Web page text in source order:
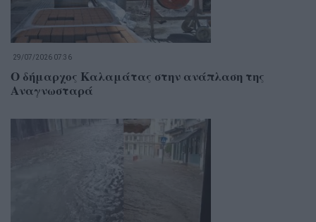
29/07/2026 07:36
Ο δήμαρχος Καλαμάτας στην ανάπλαση της
Αναγνωσταρά